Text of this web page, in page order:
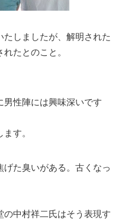
しましたが、解明された
たとのこと。
性陣には興味深いです
す。
げた臭いがある。古くなっ
中村祥二氏はそう表現す